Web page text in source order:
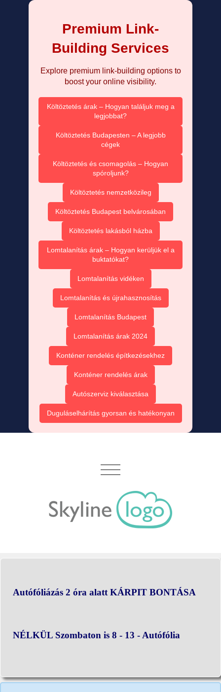
Premium Link-
Building Services
Explore premium link-building options to
boost your online visibility.
Költöztetés árak – Hogyan találjuk meg a
legjobbat?
Költöztetés Budapesten – A legjobb
cégek
Költöztetés és csomagolás – Hogyan
spóroljunk?
Költöztetés nemzetközileg
Költöztetés Budapest belvárosában
Költöztetés lakásból házba
Lomtalanítás árak – Hogyan kerüljük el a
buktatókat?
Lomtalanítás vidéken
Lomtalanítás és újrahasznosítás
Lomtalanítás Budapest
Lomtalanítás árak 2024
Konténer rendelés építkezésekhez
Konténer rendelés árak
Autószerviz kiválasztása
Duguláselhárítás gyorsan és hatékonyan
Autófóliázás 2 óra alatt KÁRPIT BONTÁSA
NÉLKÜL Szombaton is 8 - 13 - Autófólia